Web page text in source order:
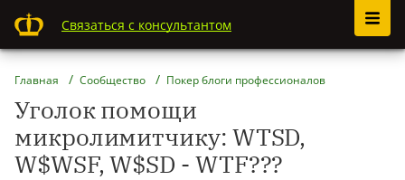
Связаться с консультантом
Главная Сообщество Покер блоги профессионалов
Уголок помощи
микролимитчику: WTSD,
W$WSF, W$SD - WTF???